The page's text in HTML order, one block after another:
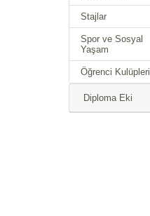
Stajlar
Spor ve Sosyal
Yaşam
Öğrenci Kulüpleri
Diploma Eki